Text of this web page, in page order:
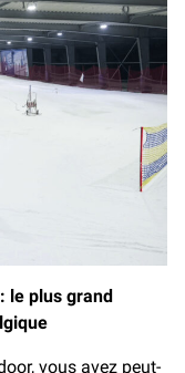
le plus grand
vous avez peut-